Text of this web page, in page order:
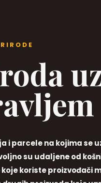
i parcele na kojima se
su udaljene od
koriste proizvođači